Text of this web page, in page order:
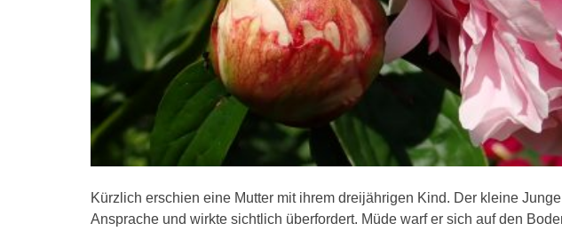
Kürzlich erschien eine Mutter mit ihrem dreijährigen Kind. Der kleine
Ansprache und wirkte sichtlich überfordert. Müde warf er sich auf den